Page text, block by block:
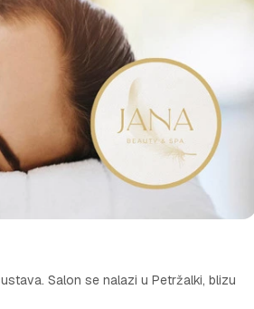
Salon se nalazi u Petržalki, blizu